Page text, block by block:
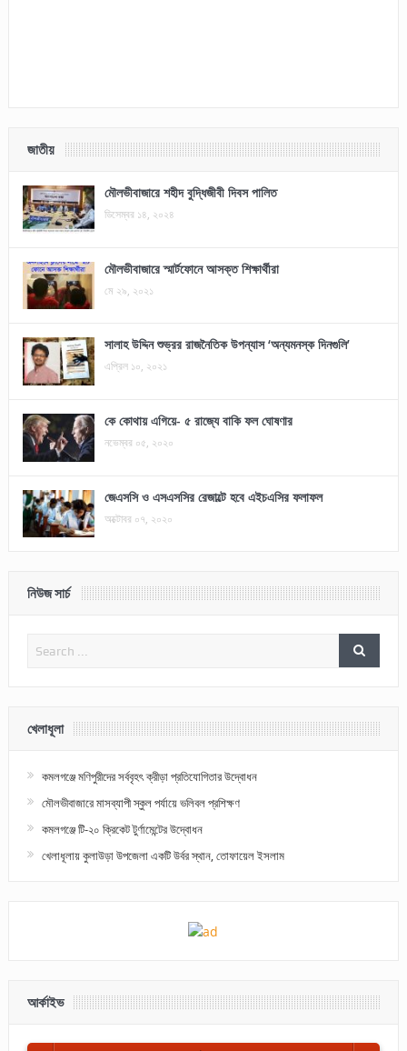
জাতীয়
মৌলভীবাজারে শহীদ বুদ্ধিজীবী দিবস পালিত
ডিসেম্বর ১৪, ২০২৪
মৌলভীবাজারে স্মার্টফোনে আসক্ত শিক্ষার্থীরা
মে ২৯, ২০২১
সালাহ উদ্দিন শুভ্রর রাজনৈতিক উপন্যাস ‘অন্যমনস্ক দিনগুলি’
এপ্রিল ১০, ২০২১
কে কোথায় এগিয়ে- ৫ রাজ্যে বাকি ফল ঘোষণার
নভেম্বর ০৫, ২০২০
জেএসসি ও এসএসসির রেজাল্টে হবে এইচএসির ফলাফল
অক্টোবর ০৭, ২০২০
নিউজ সার্চ
খেলাধূলা
কমলগঞ্জে মণিপুরীদের সর্ববৃহৎ ক্রীড়া প্রতিযোগিতার উদ্বোধন
মৌলভীবাজারে মাসব্যাপী স্কুল পর্যায়ে ভলিবল প্রশিক্ষণ
কমলগঞ্জে টি-২০ ক্রিকেট টুর্ণামেন্টের উদ্বোধন
খেলাধূলায় কুলাউড়া উপজেলা একটি উর্বর স্থান, তোফায়েল ইসলাম
আর্কাইভ